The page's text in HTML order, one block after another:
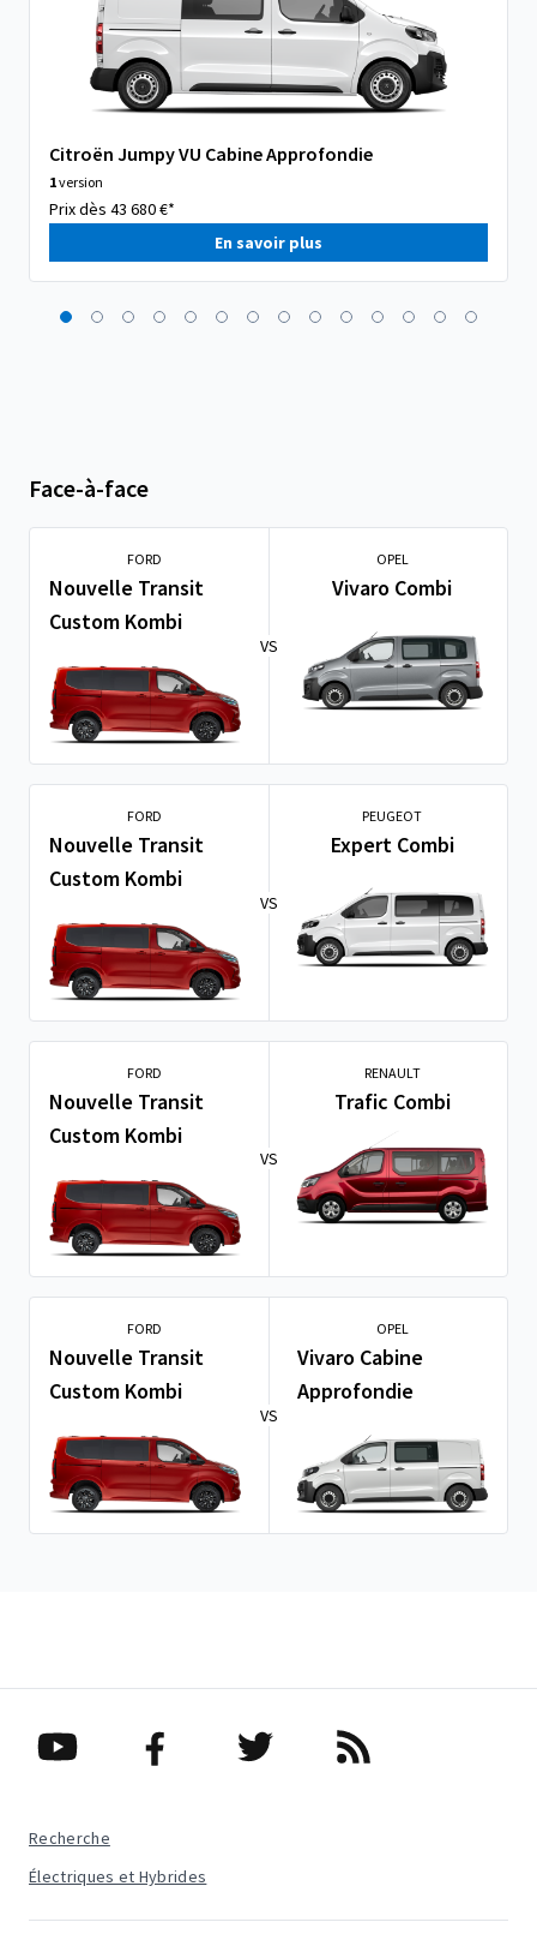
Citroën Jumpy VU Cabine Approfondie
1version
Prix dès 43 680 €*
En savoir plus
Face-à-face
FORD
Nouvelle Transit
Custom Kombi
VS
OPEL
Vivaro Combi
FORD
Nouvelle Transit
Custom Kombi
VS
PEUGEOT
Expert Combi
FORD
Nouvelle Transit
Custom Kombi
VS
RENAULT
Trafic Combi
FORD
Nouvelle Transit
Custom Kombi
VS
OPEL
Vivaro Cabine
Approfondie
Recherche
Électriques et Hybrides